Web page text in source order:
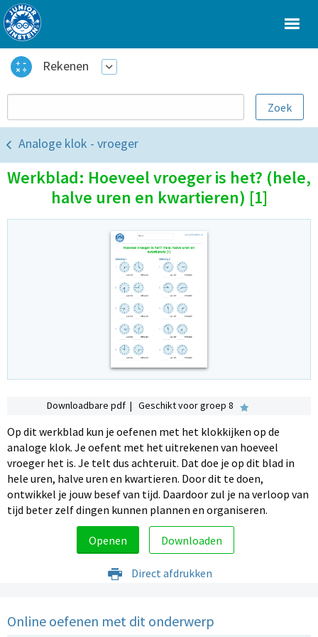
Rekenen
Analoge klok - vroeger
Werkblad: Hoeveel vroeger is het? (hele,
halve uren en kwartieren) [1]
Downloadbare pdf | Geschikt voor groep 8
Op dit werkblad kun je oefenen met het klokkijken op de
analoge klok. Je oefent met het uitrekenen van hoeveel
vroeger het is. Je telt dus achteruit. Dat doe je op dit blad in
hele uren, halve uren en kwartieren. Door dit te doen,
ontwikkel je jouw besef van tijd. Daardoor zul je na verloop van
tijd beter zelf dingen kunnen plannen en organiseren.
Openen Downloaden
Direct afdrukken
Online oefenen met dit onderwerp